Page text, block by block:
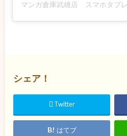
シェア！
Twitter
はてブ